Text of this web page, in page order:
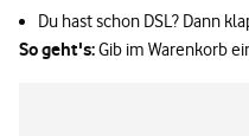
Du hast schon DSL? Dann
So geht's:Gib im Warenkorb